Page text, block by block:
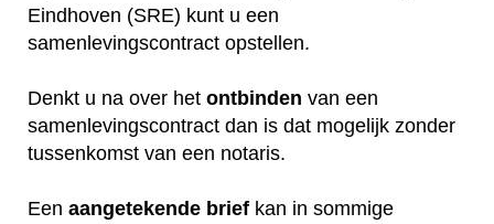
Eindhoven (SRE) kunt u een
samenlevingscontract opstellen.
Denkt u na over het ontbinden van een
samenlevingscontract dan is dat mogelijk zonder
tussenkomst van een notaris.
Een aangetekende brief kan in sommige